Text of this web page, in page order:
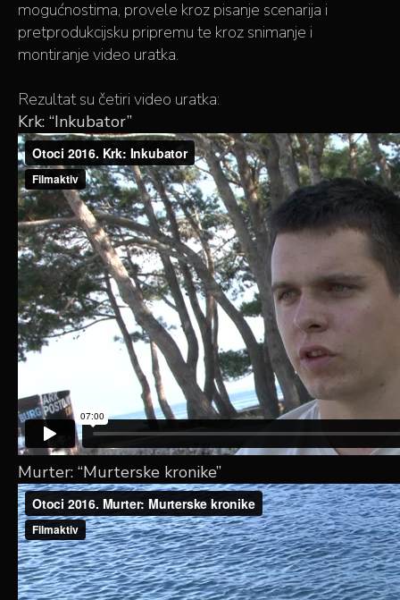
mogućnostima, provele kroz pisanje scenarija i
pretprodukcijsku pripremu te kroz snimanje i
montiranje video uratka.
Rezultat su četiri video uratka:
Krk: “Inkubator”
Murter: “Murterske kronike”